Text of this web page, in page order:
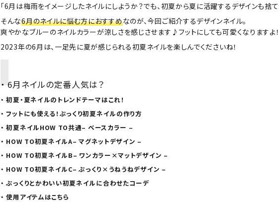
「6月は梅雨をイメージしたネイルにしようか？でも、初夏から夏に活躍するデザインも捨て
そんな6月のネイルに悩む方におすすめなのが、今回ご紹介するデザインネイル。
爽やかなブルーのネイルカラーが涼しさを感じさせます♪フットにしても可愛くなりますよ！
2023年の6月は、一足先に夏が感じられる初夏ネイルを楽しんでくださいね！
・ 6月ネイルの定番人気は？
・ 初夏・夏ネイルのトレンドテーマはこれ！
・ フットにも使える！ぷっくり初夏ネイルの作り方
・ 初夏ネイルHOW TO共通– ベースカラー –
・ HOW TO初夏ネイルA– マグネットデザイン –
・ HOW TO初夏ネイルB– ワンカラー×マットデザイン –
・ HOW TO初夏ネイルC– ぷっくり×うねうねデザイン –
・ ぷっくりとかわいい初夏ネイルに合わせたコーデ
・ 使用アイテムはこちら